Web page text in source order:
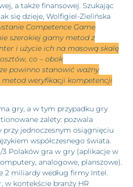
a także finansowej. Szukając
się dzieje, Wolfigiel-Zielińska
Competence Game
szerokiej gamy metod z
i użycie ich na masową skalę
co – obok
powinno stanowić ważny
weryfikacji kompetencji
gry, a w tym przypadku gry
zalety: pozwala
przy jednoczesnym osiągnięciu
współczesnego świata.
3 Polaków gra w gry (aplikacje w
analogowe, planszowe).
2 miliardy według firmy Intel.
w kontekście branży HR